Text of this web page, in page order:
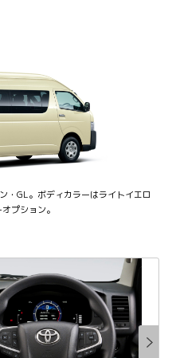
GL。ボディカラーはライトイエロ
プション。